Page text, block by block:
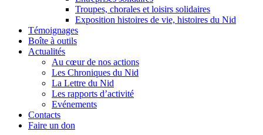
Troupes, chorales et loisirs solidaires
Exposition histoires de vie, histoires du Nid
Témoignages
Boîte à outils
Actualités
Au cœur de nos actions
Les Chroniques du Nid
La Lettre du Nid
Les rapports d’activité
Evénements
Contacts
Faire un don